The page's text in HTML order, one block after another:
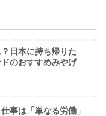
日本に持ち帰りた
のおすすめみやげ
事は「単なる労働」